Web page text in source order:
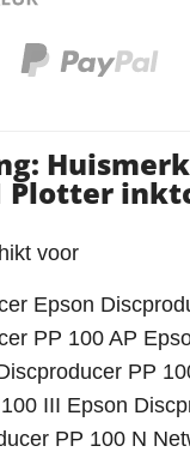
Huismerk
Plotter
voor
Epson
PP 100 AP
PP
III Epson
PP 100 N